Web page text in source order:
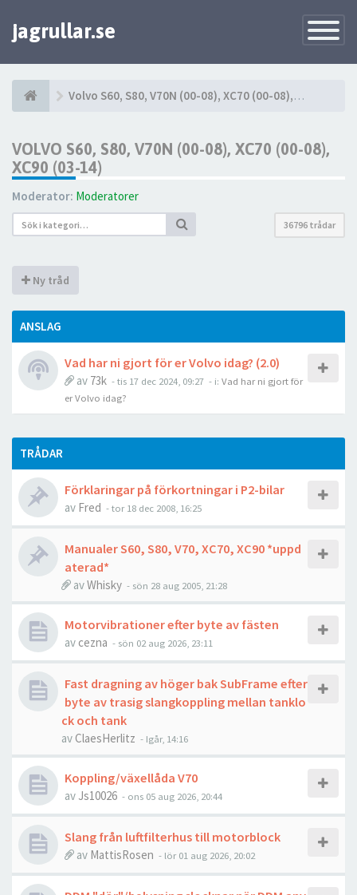
Toggle
jagrullar.se
Volvo S60, S80, V70N (00-08), XC70 (00-08), XC90 (03-14)
VOLVO S60, S80, V70N (00-08), XC70 (00-08),
XC90 (03-14)
Moderator: Moderatorer
36796 trådar
Ny tråd
ANSLAG
Vad har ni gjort för er Volvo idag? (2.0)
av 73k - tis 17 dec 2024, 09:27 - i: Vad har ni gjort för
er Volvo idag?
TRÅDAR
Förklaringar på förkortningar i P2-bilar
av Fred - tor 18 dec 2008, 16:25
Manualer S60, S80, V70, XC70, XC90 *uppd
aterad*
avWhisky - sön 28 aug 2005, 21:28
Motorvibrationer efter byte av fästen
av cezna - sön 02 aug 2026, 23:11
Fast dragning av höger bak SubFrame efter
byte av trasig slangkoppling mellan tanklo
ck och tank
av ClaesHerlitz - Igår, 14:16
Koppling/växellåda V70
av Js10026 - ons 05 aug 2026, 20:44
Slang från luftfilterhus till motorblock
av MattisRosen - lör 01 aug 2026, 20:02